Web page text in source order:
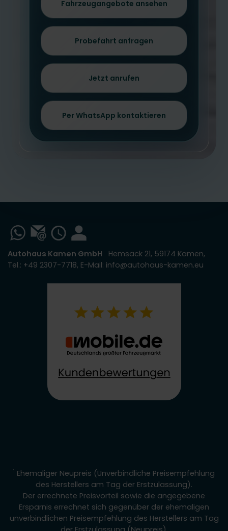
Fahrzeugangebote ansehen
Probefahrt anfragen
Jetzt anrufen
Per WhatsApp kontaktieren
Autohaus Kamen GmbH Hemsack 21, 59174 Kamen,
Tel.: +49 2307-7718, E-Mail: info@autohaus-kamen.eu
1 Ehemaliger Neupreis (Unverbindliche Preisempfehlung
des Herstellers am Tag der Erstzulassung).
Der errechnete Preisvorteil sowie die angegebene
Ersparnis errechnet sich gegenüber der ehemaligen
unverbindlichen Preisempfehlung des Herstellers am Tag